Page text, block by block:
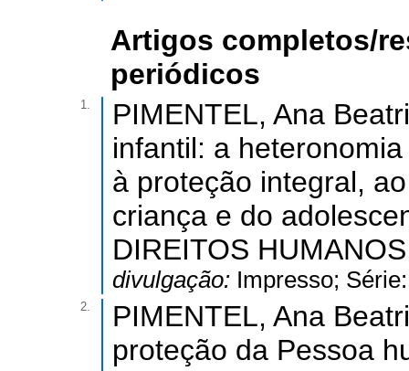
Artigos completos/
periódicos
1.
PIMENTEL, Ana
infantil: a
à proteção integral,
criança e do
DIREITOS
divulgação: Impresso;
2.
PIMENTEL, Ana
proteção da Pessoa